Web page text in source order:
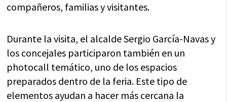
compañeros, familias y visitantes.
Durante la visita, el alcalde Sergio García-Navas y
los concejales participaron también en un
photocall temático, uno de los espacios
preparados dentro de la feria. Este tipo de
elementos ayudan a hacer más cercana la